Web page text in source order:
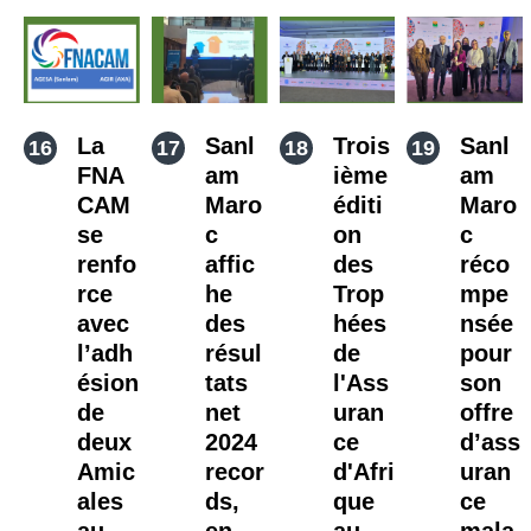
La
FNA
CAM
se
renfo
rce
avec
l’adh
ésion
de
deux
Amic
ales
Sanl
am
Maro
c
affic
he
des
résul
tats
net
2024
recor
ds,
Trois
ième
éditi
on
des
Trop
hées
de
l'Ass
uran
ce
d'Afri
que
Sanl
am
Maro
c
réco
mpe
nsée
pour
son
offre
d’ass
uran
ce